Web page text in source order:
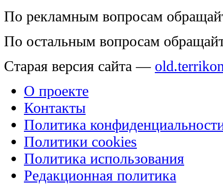
По рекламным вопросам
По остальным вопросам
Старая версия сайта —
О проекте
Контакты
Политика
Политики cookies
Политика использования
Редакционная политика